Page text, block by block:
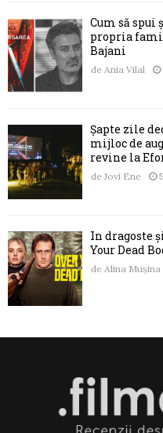
Cum să spui
propria
Bajani
de Ania Vilal
Șapte zile
mijloc de
revine la
de Jovi Ene
În dragoste
Your Dead
de Alina Mușina